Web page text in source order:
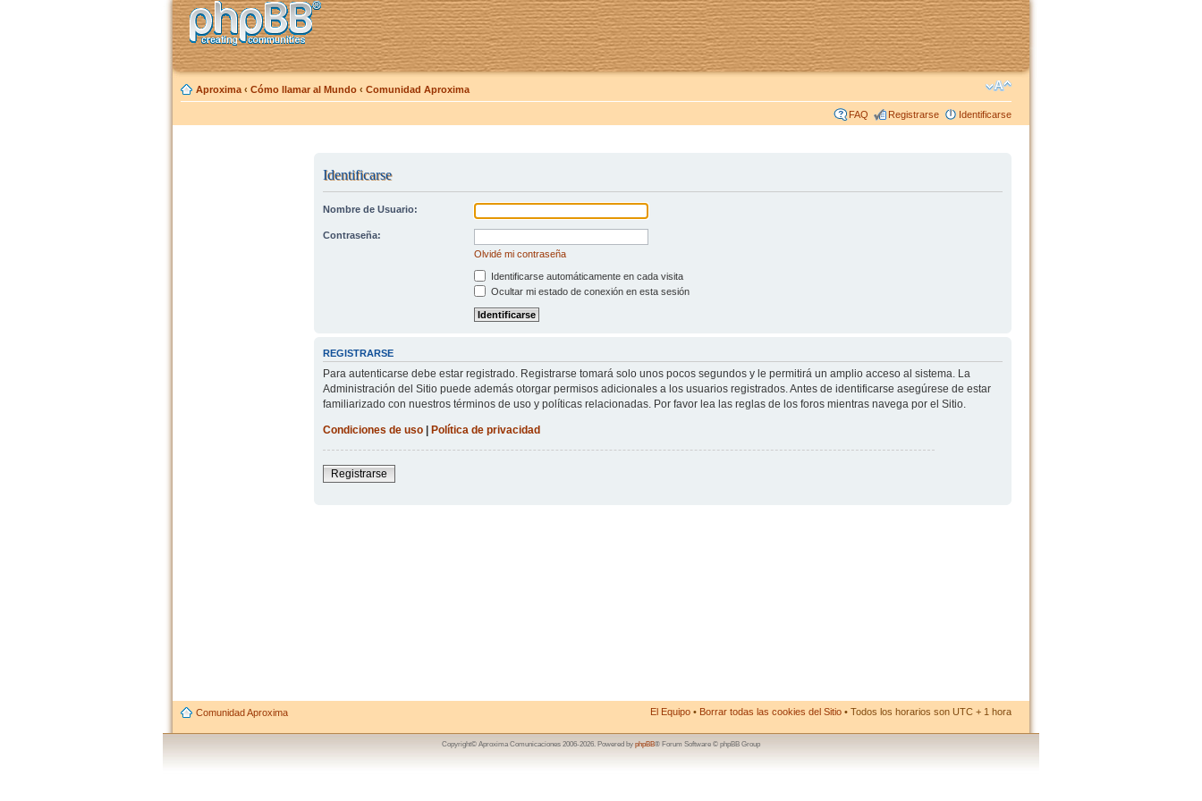
Aproxima ‹ Cómo llamar al Mundo ‹ Comunidad Aproxima
FAQ Registrarse Identificarse
Identificarse
Nombre de Usuario:
Contraseña:
Olvidé mi contraseña
Identificarse automáticamente en cada visita
Ocultar mi estado de conexión en esta sesión
REGISTRARSE
Para autenticarse debe estar registrado. Registrarse tomará solo unos pocos segundos y le permitirá un amplio acceso al sistema. La
Administración del Sitio puede además otorgar permisos adicionales a los usuarios registrados. Antes de identificarse asegúrese de estar
familiarizado con nuestros términos de uso y políticas relacionadas. Por favor lea las reglas de los foros mientras navega por el Sitio.
Condiciones de uso| Política de privacidad
Registrarse
Comunidad Aproxima El Equipo • Borrar todas las cookies del Sitio • Todos los horarios son UTC + 1 hora
Copyright© Aproxima Comunicaciones 2006-2026. Powered by phpBB® Forum Software © phpBB Group